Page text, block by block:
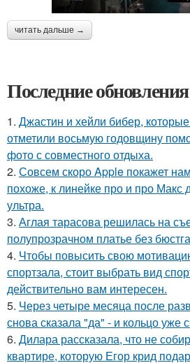
читать дальше →
Последние
1. Джастин и хейли бибер,
отметили восьмую годовщину
фото с совместного отдыха.
2. Совсем скоро Apple покажет
похоже, к линейке про и про Макс
ультра.
3. Аглая тарасова решилась на
полупрозрачном платье без
4. Чтобы повысить свою
спортзала, стоит выбрать вид
действительно вам интересен.
5. Через четыре месяца после
снова сказала "да" - и кольцо уже
6. Дилара рассказала, что не
квартире, которую Егор крид